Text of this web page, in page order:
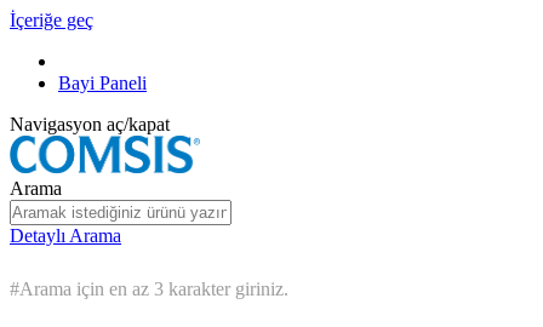
İçeriğe geç
Bayi Paneli
Navigasyon aç/kapat
Arama
Detaylı Arama
#Arama için en az 3 karakter giriniz.